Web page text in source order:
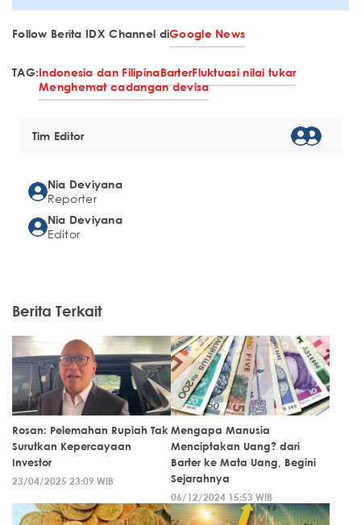
Follow Berita IDX Channel diGoogle News
TAG:Indonesia dan FilipinaBarterFluktuasi nilai tukar
Menghemat cadangan devisa
Tim Editor
Nia Deviyana
Reporter
Nia Deviyana
Editor
Berita Terkait
Rosan: Pelemahan Rupiah Tak
Surutkan Kepercayaan
Investor
23/04/2025 23:09 WIB
Mengapa Manusia
Menciptakan Uang? dari
Barter ke Mata Uang, Begini
Sejarahnya
06/12/2024 15:53 WIB